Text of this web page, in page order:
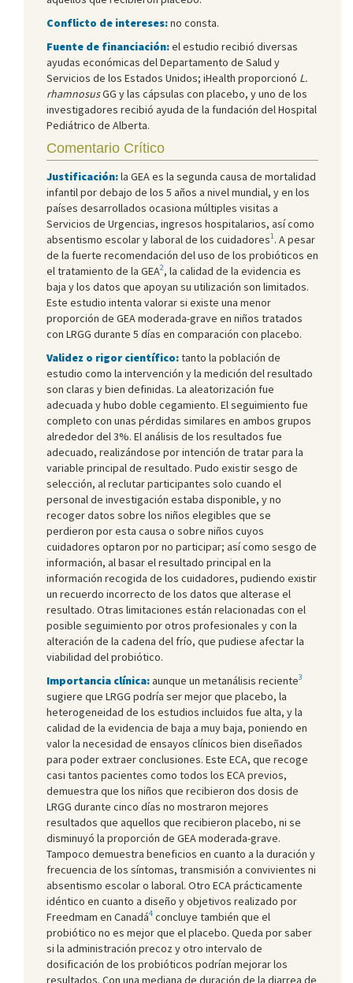
Conflicto de intereses:no consta.
Fuente de financiación:el estudio recibió diversas
ayudas económicas del Departamento de Salud y
Servicios de los Estados Unidos; iHealth proporcionó L.
rhamnosusGG y las cápsulas con placebo, y uno de los
investigadores recibió ayuda de la fundación del Hospital
Pediátrico de Alberta.
Comentario Crítico
Justificación:la GEA es la segunda causa de mortalidad
infantil por debajo de los 5 años a nivel mundial, y en los
países desarrollados ocasiona múltiples visitas a
Servicios de Urgencias, ingresos hospitalarios, así como
absentismo escolar y laboral de los cuidadores1. A pesar
de la fuerte recomendación del uso de los probióticos en
el tratamiento de la GEA2, la calidad de la evidencia es
baja y los datos que apoyan su utilización son limitados.
Este estudio intenta valorar si existe una menor
proporción de GEA moderada-grave en niños tratados
con LRGG durante 5 días en comparación con placebo.
Validez o rigor científico:tanto la población de
estudio como la intervención y la medición del resultado
son claras y bien definidas. La aleatorización fue
adecuada y hubo doble cegamiento. El seguimiento fue
completo con unas pérdidas similares en ambos grupos
alrededor del 3%. El análisis de los resultados fue
adecuado, realizándose por intención de tratar para la
variable principal de resultado. Pudo existir sesgo de
selección, al reclutar participantes solo cuando el
personal de investigación estaba disponible, y no
recoger datos sobre los niños elegibles que se
perdieron por esta causa o sobre niños cuyos
cuidadores optaron por no participar; así como sesgo de
información, al basar el resultado principal en la
información recogida de los cuidadores, pudiendo existir
un recuerdo incorrecto de los datos que alterase el
resultado. Otras limitaciones están relacionadas con el
posible seguimiento por otros profesionales y con la
alteración de la cadena del frío, que pudiese afectar la
viabilidad del probiótico.
Importancia clínica:aunque un metanálisis reciente3
sugiere que LRGG podría ser mejor que placebo, la
heterogeneidad de los estudios incluidos fue alta, y la
calidad de la evidencia de baja a muy baja, poniendo en
valor la necesidad de ensayos clínicos bien diseñados
para poder extraer conclusiones. Este ECA, que recoge
casi tantos pacientes como todos los ECA previos,
demuestra que los niños que recibieron dos dosis de
LRGG durante cinco días no mostraron mejores
resultados que aquellos que recibieron placebo, ni se
disminuyó la proporción de GEA moderada-grave.
Tampoco demuestra beneficios en cuanto a la duración y
frecuencia de los síntomas, transmisión a convivientes ni
absentismo escolar o laboral. Otro ECA prácticamente
idéntico en cuanto a diseño y objetivos realizado por
Freedmam en Canadá4 concluye también que el
probiótico no es mejor que el placebo. Queda por saber
si la administración precoz y otro intervalo de
dosificación de los probióticos podrían mejorar los
resultados. Con una mediana de duración de la diarrea de